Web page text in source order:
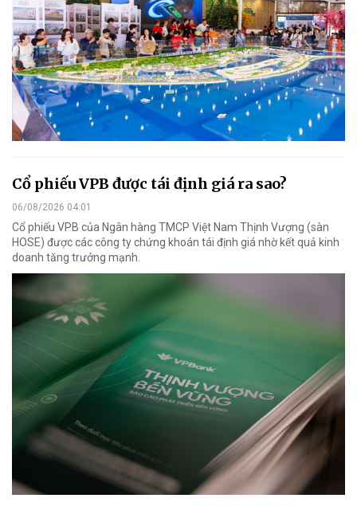
Cổ phiếu VPB được tái định giá ra sao?
06/08/2026 04:01
Cổ phiếu VPB của Ngân hàng TMCP Việt Nam Thịnh Vượng (sàn
HOSE) được các công ty chứng khoán tái định giá nhờ kết quả kinh
doanh tăng trưởng mạnh.